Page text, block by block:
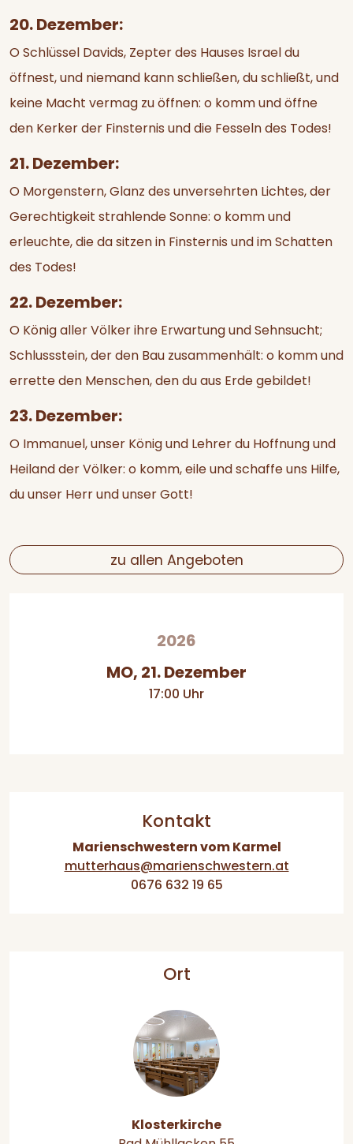
20. Dezember:
O Schlüssel Davids, Zepter des Hauses Israel du
öffnest, und niemand kann schließen, du schließt, und
keine Macht vermag zu öffnen: o komm und öffne
den Kerker der Finsternis und die Fesseln des Todes!
21. Dezember:
O Morgenstern, Glanz des unversehrten Lichtes, der
Gerechtigkeit strahlende Sonne: o komm und
erleuchte, die da sitzen in Finsternis und im Schatten
des Todes!
22. Dezember:
O König aller Völker ihre Erwartung und Sehnsucht;
Schlussstein, der den Bau zusammenhält: o komm und
errette den Menschen, den du aus Erde gebildet!
23. Dezember:
O Immanuel, unser König und Lehrer du Hoffnung und
Heiland der Völker: o komm, eile und schaffe uns Hilfe,
du unser Herr und unser Gott!
zu allen Angeboten
2026
MO, 21. Dezember
17:00 Uhr
Kontakt
Marienschwestern vom Karmel
mutterhaus@marienschwestern.at
0676 632 19 65
Ort
Klosterkirche